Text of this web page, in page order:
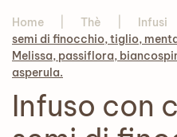
Home Thè Infusi
semi di finocchio, tiglio,
Melissa, passiflora,
asperula.
Infuso con